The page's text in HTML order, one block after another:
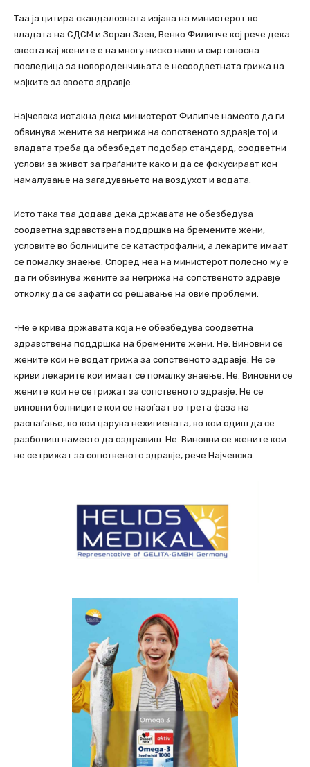
Таа ја цитира скандалозната изјава на министерот во
владата на СДСМ и Зоран Заев, Венко Филипче кој рече дека
свеста кај жените е на многу ниско ниво и смртоносна
последица за новороденчињата е несоодветната грижа на
мајките за своето здравје.
Најчевска истакна дека министерот Филипче наместо да ги
обвинува жените за негрижа на сопственото здравје тој и
владата треба да обезбедат подобар стандард, соодветни
услови за живот за граѓаните како и да се фокусираат кон
намалување на загадувањето на воздухот и водата.
Исто така таа додава дека државата не обезбедува
соодветна здравствена поддршка на бремените жени,
условите во болниците се катастрофални, а лекарите имаат
се помалку знаење. Според неа на министерот полесно му е
да ги обвинува жените за негрижа на сопственото здравје
отколку да се зафати со решавање на овие проблеми.
-Не е крива државата која не обезбедува соодветна
здравствена поддршка на бремените жени. Не. Виновни се
жените кои не водат грижа за сопственото здравје. Не се
криви лекарите кои имаат се помалку знаење. Не. Виновни се
жените кои не се грижат за сопственото здравје. Не се
виновни болниците кои се наоѓаат во трета фаза на
распаѓање, во кои царува нехигиената, во кои одиш да се
разболиш наместо да оздравиш. Не. Виновни се жените кои
не се грижат за сопственото здравје, рече Најчевска.